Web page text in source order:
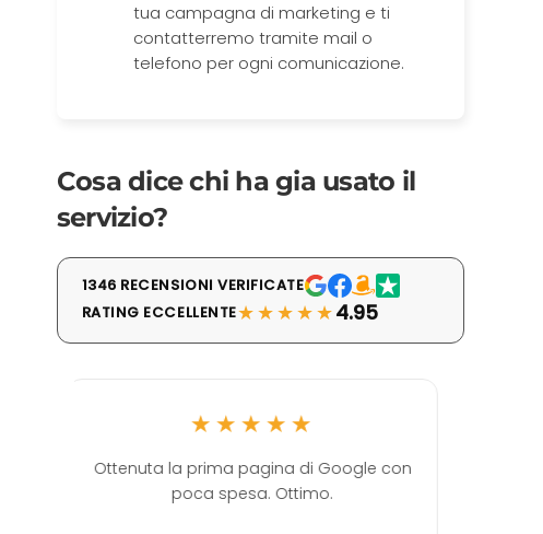
tua campagna di marketing e ti
contatterremo tramite mail o
telefono per ogni comunicazione.
Cosa dice chi ha gia usato il
servizio?
1346 RECENSIONI VERIFICATE
RATING ECCELLENTE★★★★★4.95
★★★★★
Ottenuta la prima pagina di Google con
poca spesa. Ottimo.